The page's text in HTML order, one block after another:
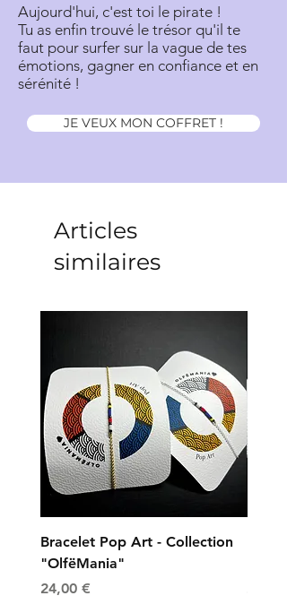
Aujourd'hui, c'est toi le pirate !
Tu as enfin trouvé le trésor qu'il te
faut pour surfer sur la vague de tes
émotions, gagner en confiance et en
sérénité !
JE VEUX MON COFFRET !
Articles
similaires
Bracelet Pop Art - Collection
"OlfëMania"
Prix
24,00 €